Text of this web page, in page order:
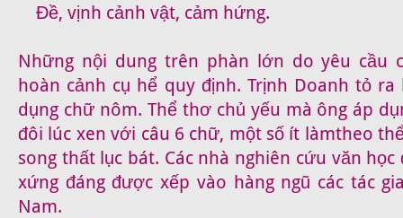
Đề, vịnh cảnh vật, cảm hứng.
Những nội dung trên phàn lớn do yêu cầu
hoàn cảnh cụ hể quy định. Trịnh Doanh tỏ
dụng chữ nôm. Thể thơ chủ yếu mà ông áp
đôi lúc xen với câu 6 chữ, một số ít làmtheo
song thất lục bát. Các nhà nghiên cứu văn học
xứng đáng được xếp vào hàng ngũ các tác
Nam.